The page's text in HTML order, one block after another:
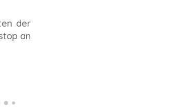
der
an